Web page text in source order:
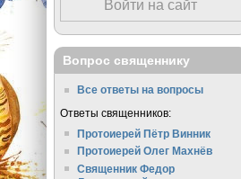
Войти на сайт
Вопрос священнику
Все ответы на вопросы
Ответы священников:
Протоиерей Пётр Винник
Протоиерей Олег Махнёв
Священник Федор